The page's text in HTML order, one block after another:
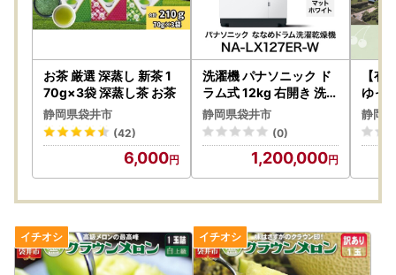
お茶 厳選 深蒸し 新茶 1
70g×3袋 深蒸し茶 お茶
静岡県袋井市
(42)
6,000
洗濯機 パナソニック ド
ラム式 12kg 右開き 洗濯
機
静岡県袋井市
(0)
1,200,000
【有
ゆっ
】静
ポイ
静岡